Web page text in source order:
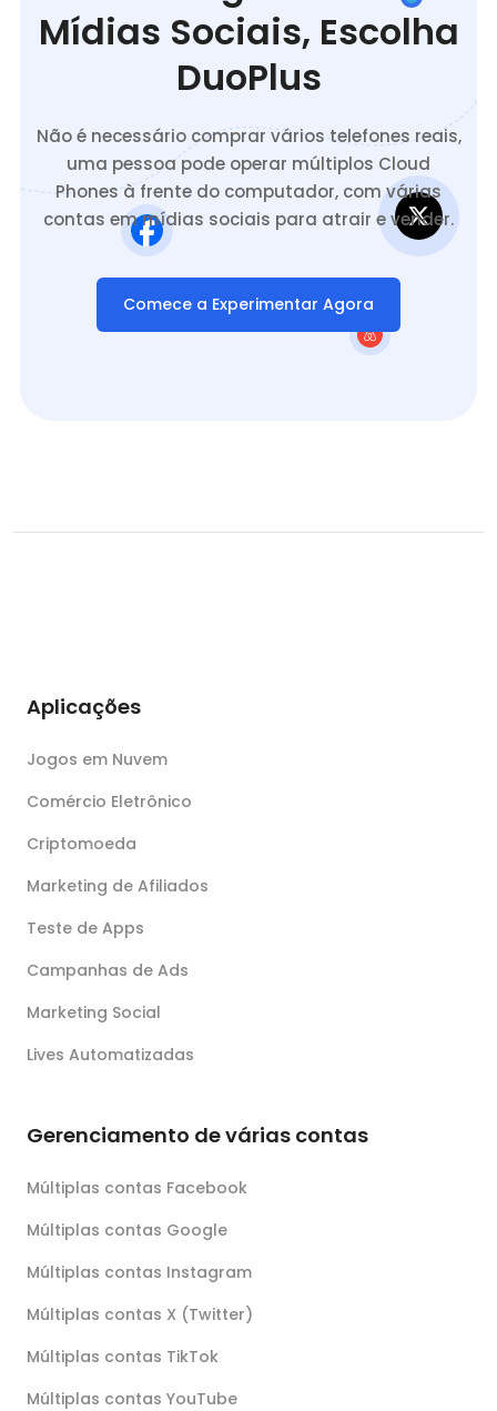
Mídias Sociais, Escolha
DuoPlus
Não é necessário comprar vários telefones reais,
uma pessoa pode operar múltiplos Cloud
Phones à frente do computador, com várias
contas em mídias sociais para atrair e vender.
Comece a Experimentar Agora
Aplicações
Jogos em Nuvem
Comércio Eletrônico
Criptomoeda
Marketing de Afiliados
Teste de Apps
Campanhas de Ads
Marketing Social
Lives Automatizadas
Gerenciamento de várias contas
Múltiplas contas Facebook
Múltiplas contas Google
Múltiplas contas Instagram
Múltiplas contas X (Twitter)
Múltiplas contas TikTok
Múltiplas contas YouTube